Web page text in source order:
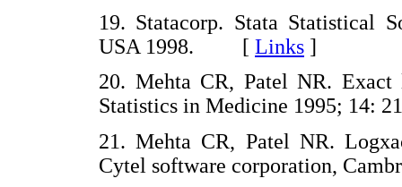
19. Statacorp. Stata Statistical
USA 1998. [ Links ]
20. Mehta CR, Patel NR. Exact
Statistics in Medicine 1995;
21. Mehta CR, Patel NR.
Cytel software corporation,